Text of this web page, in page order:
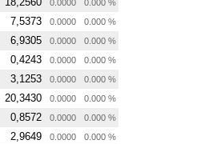
0.0000 0.000 %
7,5373 0.0000 0.000 %
6,9305 0.0000 0.000 %
0,4243 0.0000 0.000 %
3,1253 0.0000 0.000 %
20,3430 0.0000 0.000 %
0,8572 0.0000 0.000 %
2,9649 0.0000 0.000 %